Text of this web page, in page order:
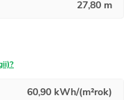
27,80 m
60,90 kWh/(m²rok)